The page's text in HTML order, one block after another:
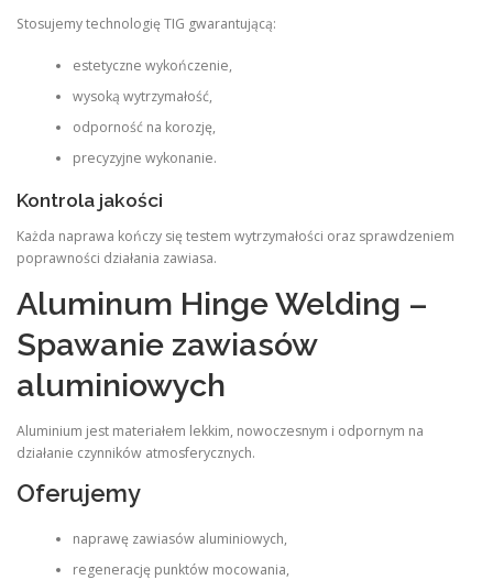
Stosujemy technologię TIG gwarantującą:
estetyczne wykończenie,
wysoką wytrzymałość,
odporność na korozję,
precyzyjne wykonanie.
Kontrola jakości
Każda naprawa kończy się testem wytrzymałości oraz sprawdzeniem
poprawności działania zawiasa.
Aluminum Hinge Welding –
Spawanie zawiasów
aluminiowych
Aluminium jest materiałem lekkim, nowoczesnym i odpornym na
działanie czynników atmosferycznych.
Oferujemy
naprawę zawiasów aluminiowych,
regenerację punktów mocowania,